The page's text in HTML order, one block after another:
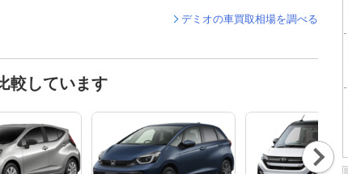
デミオの車買取相場を調べる
較しています
Nex
t